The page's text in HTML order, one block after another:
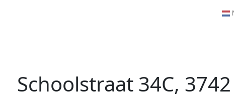
Schoolstraat 34C,